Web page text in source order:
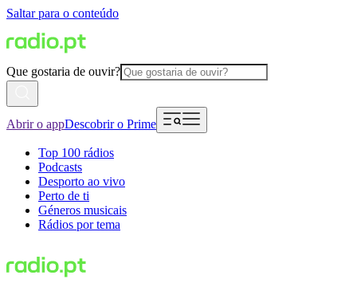
Saltar para o conteúdo
Que gostaria de ouvir?
Abrir o appDescobrir o Prime
Top 100 rádios
Podcasts
Desporto ao vivo
Perto de ti
Géneros musicais
Rádios por tema